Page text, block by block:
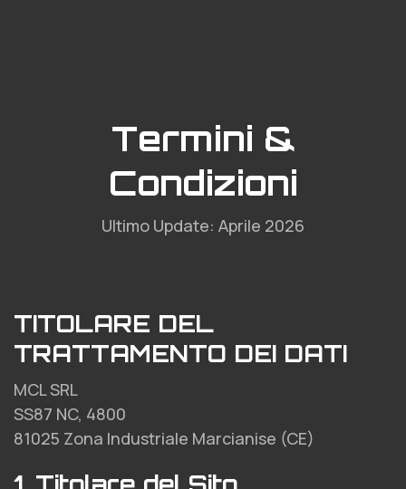
Termini &
Condizioni
Ultimo Update: Aprile 2026
TITOLARE DEL
TRATTAMENTO DEI DATI
MCL SRL
SS87 NC, 4800
81025 Zona Industriale Marcianise (CE)